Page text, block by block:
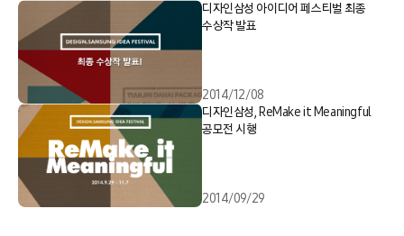
디자인삼성 아이디어 페스티벌 최종
수상작 발표
2014/12/08
디자인삼성, ReMake it Meaningful
공모전 시행
2014/09/29